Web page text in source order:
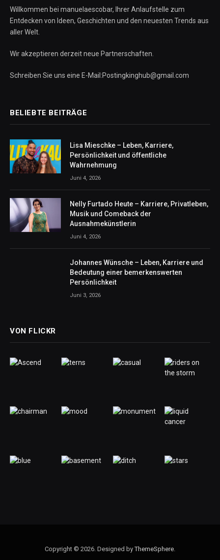
Willkommen bei manuelaescobar, Ihrer Anlaufstelle zum
Entdecken von Ideen, Geschichten und den neuesten Trends aus
aller Welt.
Wir akzeptieren derzeit neue Partnerschaften.
Schreiben Sie uns eine E-Mail:Postingkinghub@gmail.com
BELIEBTE BEITRÄGE
Lisa Mieschke – Leben, Karriere,
Persönlichkeit und öffentliche
Wahrnehmung
Juni 4, 2026
Nelly Furtado Heute – Karriere, Privatleben,
Musik und Comeback der
Ausnahmekünstlerin
Juni 4, 2026
Johannes Wünsche – Leben, Karriere und
Bedeutung einer bemerkenswerten
Persönlichkeit
Juni 3, 2026
VON FLICKR
Copyright © 2026. Designed byThemeSphere